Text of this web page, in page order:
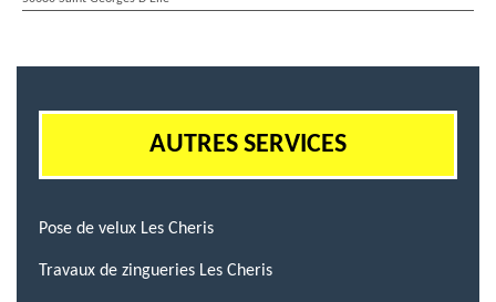
AUTRES SERVICES
Pose de velux Les Cheris
Travaux de zingueries Les Cheris